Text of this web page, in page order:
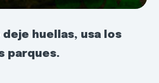
huellas, usa los
parques.